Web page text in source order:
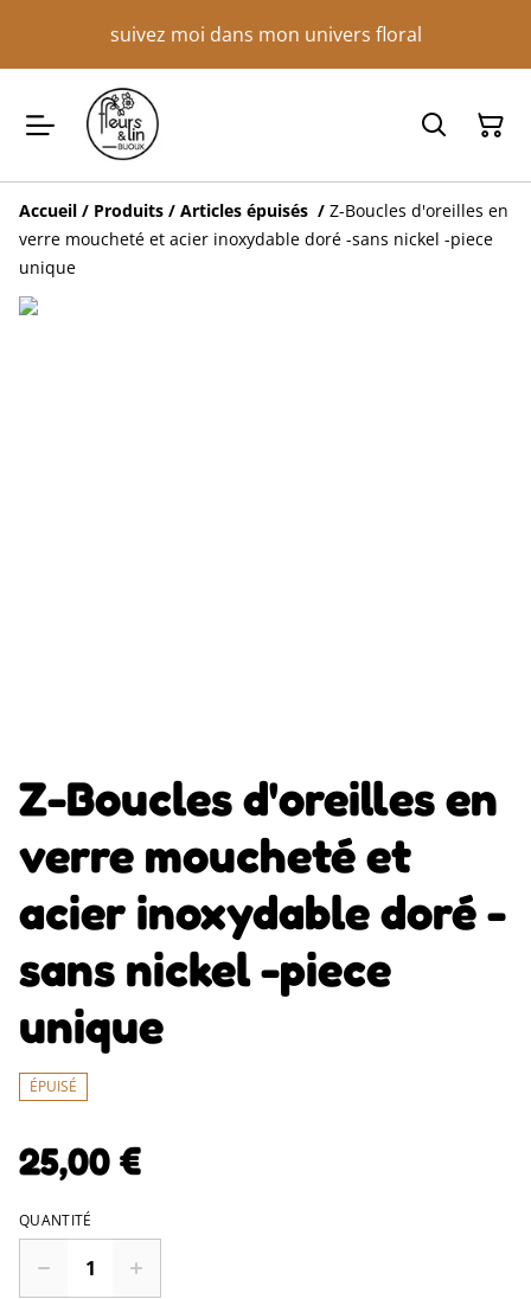
suivez moi dans mon univers floral
Accueil / Produits / Articles épuisés / Z-Boucles d'oreilles en
verre moucheté et acier inoxydable doré -sans nickel -piece
unique
Z-Boucles d'oreilles en
verre moucheté et
acier inoxydable doré -
sans nickel -piece
unique
ÉPUISÉ
25,00 €
QUANTITÉ